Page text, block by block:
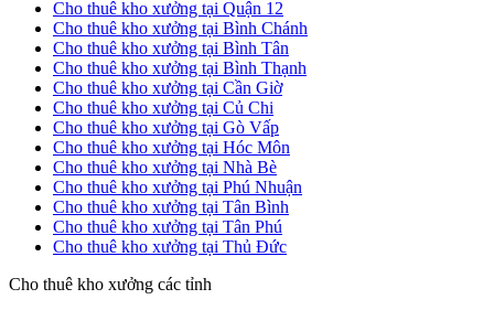
Cho thuê kho xưởng tại Quận 12
Cho thuê kho xưởng tại Bình Chánh
Cho thuê kho xưởng tại Bình Tân
Cho thuê kho xưởng tại Bình Thạnh
Cho thuê kho xưởng tại Cần Giờ
Cho thuê kho xưởng tại Củ Chi
Cho thuê kho xưởng tại Gò Vấp
Cho thuê kho xưởng tại Hóc Môn
Cho thuê kho xưởng tại Nhà Bè
Cho thuê kho xưởng tại Phú Nhuận
Cho thuê kho xưởng tại Tân Bình
Cho thuê kho xưởng tại Tân Phú
Cho thuê kho xưởng tại Thủ Đức
Cho thuê kho xưởng các tỉnh